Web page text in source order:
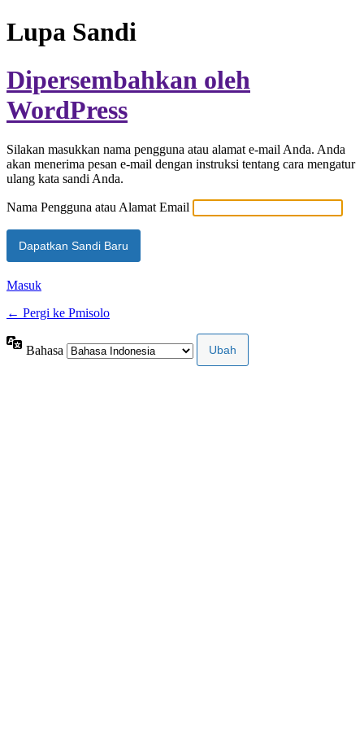
Lupa Sandi
Dipersembahkan oleh
WordPress
Silakan masukkan nama pengguna atau alamat e-mail Anda. Anda
akan menerima pesan e-mail dengan instruksi tentang cara mengatur
ulang kata sandi Anda.
Nama Pengguna atau Alamat Email
Masuk
← Pergi ke Pmisolo
Bahasa